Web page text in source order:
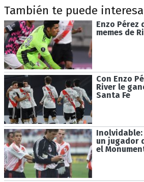
También te puede
Enzo Pérez
memes de
Con Enzo
River le
Santa Fe
Inolvidable:
un jugador
el